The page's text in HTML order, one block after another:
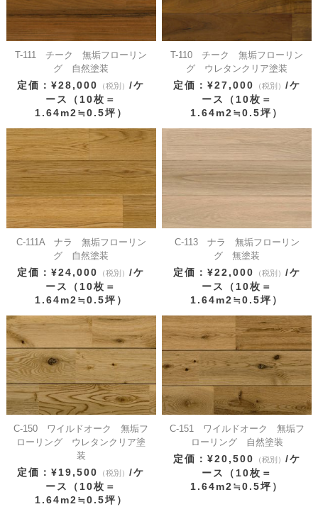
T-111 チーク 無垢フローリン
グ 自然塗装
定価：¥28,000 （税別）/ケ
ース（10枚＝
1.64m2≒0.5坪）
T-110 チーク 無垢フローリン
グ ウレタンクリア塗装
定価：¥27,000 （税別） /ケ
ース（10枚＝
1.64m2≒0.5坪）
C-111A ナラ 無垢フローリン
グ 自然塗装
定価：¥24,000 （税別）/ケ
ース（10枚＝
1.64m2≒0.5坪）
C-113 ナラ 無垢フローリン
グ 無塗装
定価：¥22,000 （税別） /ケ
ース（10枚＝
1.64m2≒0.5坪）
C-150 ワイルドオーク 無垢フ
ローリング ウレタンクリア塗
装
定価：¥19,500 （税別）/ケ
ース（10枚＝
1.64m2≒0.5坪）
C-151 ワイルドオーク 無垢フ
ローリング 自然塗装
定価：¥20,500 （税別） /ケ
ース（10枚＝
1.64m2≒0.5坪）